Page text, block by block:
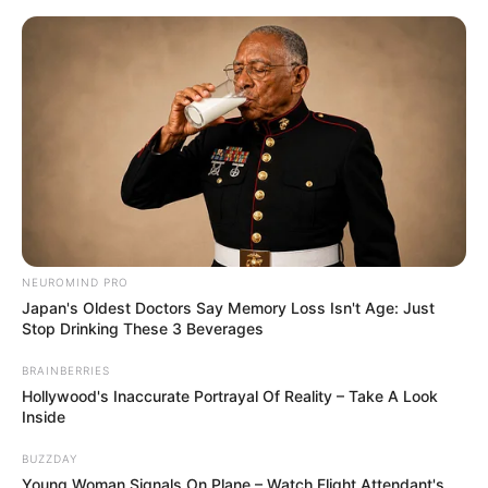
6 Moldes de Convites de Festa
Junina em EVA para Imprimir
NEUROMIND PRO
Japan's Oldest Doctors Say Memory Loss Isn't Age: Just
Stop Drinking These 3 Beverages
BRAINBERRIES
Hollywood's Inaccurate Portrayal Of Reality – Take A Look
Inside
BUZZDAY
Young Woman Signals On Plane – Watch Flight Attendant's